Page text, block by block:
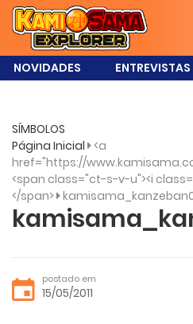
NOVIDADES ENTREVISTAS
SÍMBOLOS
Página Inicial <a
href="https://
<span class="ct-s-v-u"><i
</span>
postado em
15/05/2011